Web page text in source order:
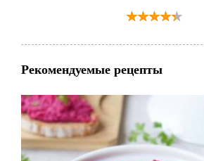
Рекомендуемые рецепты